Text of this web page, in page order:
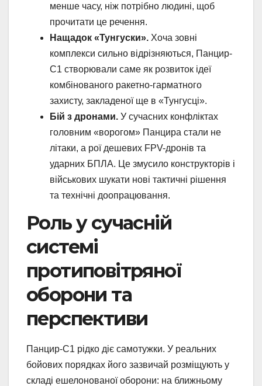
менше часу, ніж потрібно людині, щоб
прочитати це речення.
Нащадок «Тунгуски». Хоча зовні
комплекси сильно відрізняються, Панцир-
С1 створювали саме як розвиток ідеї
комбінованого ракетно-гарматного
захисту, закладеної ще в «Тунгусці».
Бій з дронами. У сучасних конфліктах
головним «ворогом» Панцира стали не
літаки, а рої дешевих FPV-дронів та
ударних БПЛА. Це змусило конструкторів і
військових шукати нові тактичні рішення
та технічні доопрацювання.
Роль у сучасній
системі
протиповітряної
оборони та
перспективи
Панцир-С1 рідко діє самотужки. У реальних
бойових порядках його зазвичай розміщують у
складі ешелонованої оборони: на ближньому